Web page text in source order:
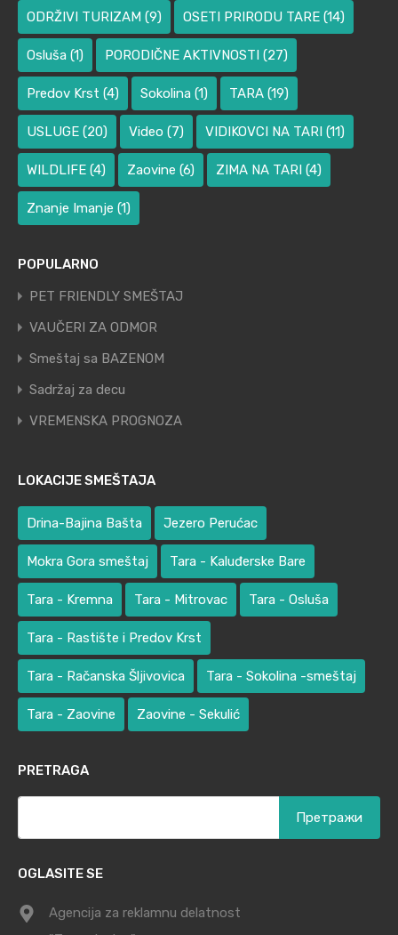
ODRŽIVI TURIZAM (9) OSETI PRIRODU TARE (14)
Osluša (1) PORODIČNE AKTIVNOSTI (27)
Predov Krst (4) Sokolina (1) TARA (19)
USLUGE (20) Video (7) VIDIKOVCI NA TARI (11)
WILDLIFE (4) Zaovine (6) ZIMA NA TARI (4)
Znanje Imanje (1)
POPULARNO
PET FRIENDLY SMEŠTAJ
VAUČERI ZA ODMOR
Smeštaj sa BAZENOM
Sadržaj za decu
VREMENSKA PROGNOZA
LOKACIJE SMEŠTAJA
Drina-Bajina Bašta Jezero Perućac
Mokra Gora smeštaj Tara - Kaluđerske Bare
Tara - Kremna Tara - Mitrovac Tara - Osluša
Tara - Rastište i Predov Krst
Tara - Račanska Šljivovica Tara - Sokolina -smeštaj
Tara - Zaovine Zaovine - Sekulić
PRETRAGA
OGLASITE SE
Agencija za reklamnu delatnost